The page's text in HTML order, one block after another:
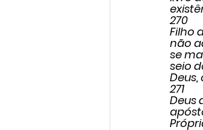
270
Filho
não
se
seio
271
Deus